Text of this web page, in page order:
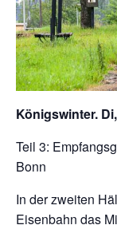
Königswinter.
Teil 3:
Bonn
In der zweiten
Eisenbahn das